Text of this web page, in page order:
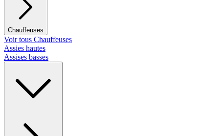
Chauffeuses
Voir tous Chauffeuses
Assies hautes
Assises basses